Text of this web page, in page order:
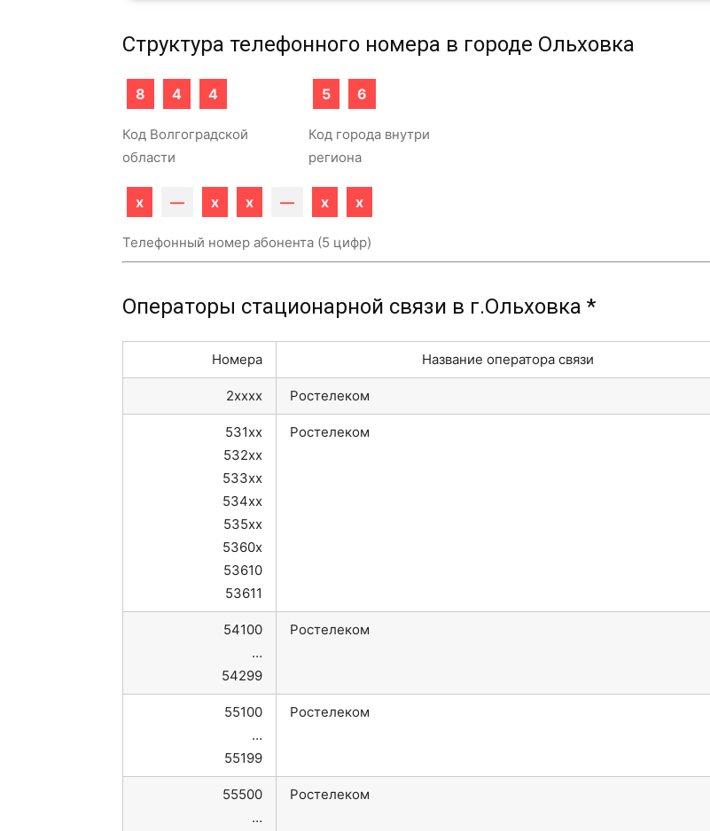
Структура телефонного номера в городе Ольховка
8 4 4
Код Волгоградской
области
5 6
Код города внутри
региона
x — x x — x x
Телефонный номер абонента (5 цифр)
Операторы стационарной связи в г.Ольховка *
Номера Название оператора связи
2xxxx Ростелеком
531xx
532xx
533xx
534xx
535xx
5360x
53610
53611
Ростелеком
54100
…
54299
Ростелеком
55100
…
55199
Ростелеком
55500
…
Ростелеком